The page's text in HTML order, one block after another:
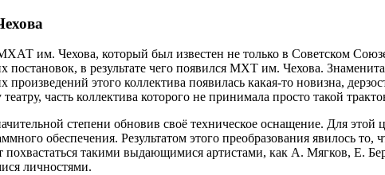
им. Чехова, который был известен не только в Советском
постановок, в результате чего появился МХТ им. Чехова.
произведений этого коллектива появилась какая-то новизна,
часть коллектива которого не принимала просто такой
степени обновив своё техническое оснащение. Для
обеспечения. Результатом этого преобразования явилось
похвастаться такими выдающимися артистами, как А. Мягков,
личностями.